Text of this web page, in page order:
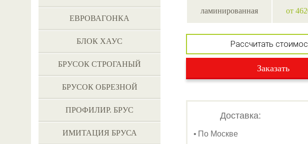
ЕВРОВАГОНКА
БЛОК ХАУС
БРУСОК СТРОГАНЫЙ
БРУСОК ОБРЕЗНОЙ
ПРОФИЛИР. БРУС
ИМИТАЦИЯ БРУСА
ламинированная от
Рассчитать
Заказать
Доставка:
По Москве